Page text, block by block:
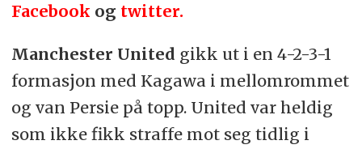
Facebook og twitter.
Manchester United gikk ut i en 4-2-3-1
formasjon med Kagawa i mellomrommet
og van Persie på topp. United var heldig
som ikke fikk straffe mot seg tidlig i